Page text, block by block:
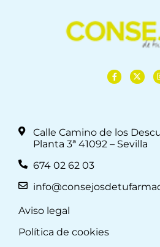
Calle Camino de los
Planta 3ª 41092 – Sevilla
674 02 62 03
Aviso legal
Política de cookies